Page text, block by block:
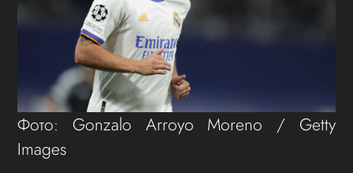
Фото: Gonzalo Arroyo Moreno / Getty
Images